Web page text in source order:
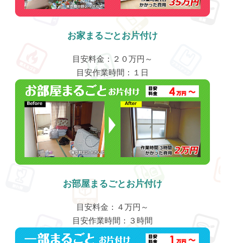
お家まるごとお片付け
目安料金：２０万円～
目安作業時間：１日
お部屋まるごとお片付け
目安料金：４万円～
目安作業時間：３時間